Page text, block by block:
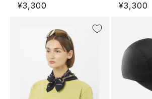
通
¥3,300
通
¥3,300